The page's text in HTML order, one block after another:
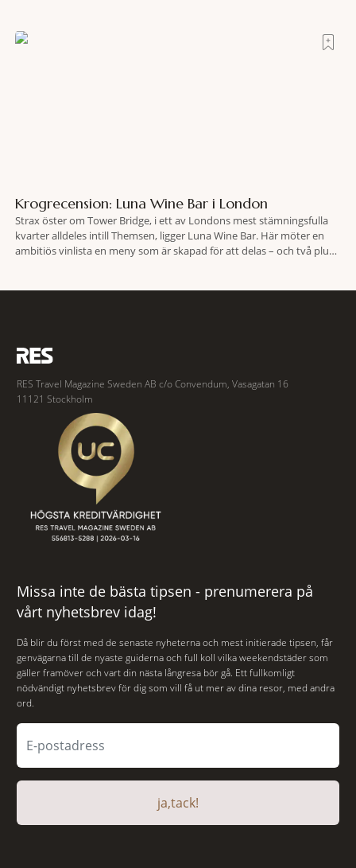
lokaliserades den 2 juni i år med hjälp
Krogrecension: Luna Wine Bar i London
Strax öster om Tower Bridge, i ett av Londons mest stämningsfulla
kvarter alldeles intill Themsen, ligger Luna Wine Bar. Här möter en
ambitiös vinlista en meny som är skapad för att delas – och två plus
RES Travel Magazine Sweden AB c/o Convendum, Vasagatan 16
11121 Stockholm
Missa inte de bästa tipsen - prenumerera på
vårt nyhetsbrev idag!
Då blir du först med de senaste nyheterna och mest initierade tipsen, får
genvägarna till de nyaste guiderna och full koll vilka weekendstäder som
gäller framöver och vart din nästa långresa bör gå. Ett fullkomligt
nödvändigt nyhetsbrev för dig som vill få ut mer av dina resor, med andra
ord.
ja,tack!